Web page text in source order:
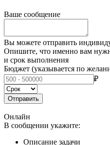
Ваше сообщение
Вы можете отправить
Опишите, что именно вам
и срок выполнения
Бюджет (указывается по
₽
Отправить
Онлайн
В сообщении укажите:
Описание задачи